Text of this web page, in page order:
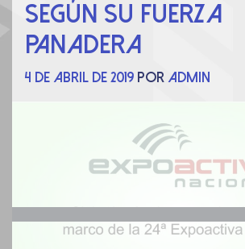
según su fuerza
panadera
4 de abril de 2019 por admin